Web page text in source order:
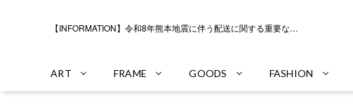
【INFORMATION】令和8年熊本地震に伴う配送に関する重要なお知らせ
ART FRAME GOODS FASHION